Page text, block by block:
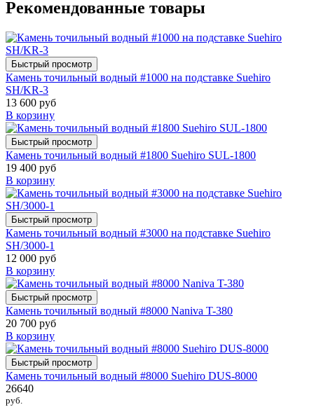
Рекомендованные товары
Быстрый просмотр
Камень точильный водный #1000 на подставке Suehiro
SH/KR-3
13 600 руб
В корзину
Быстрый просмотр
Камень точильный водный #1800 Suehiro SUL-1800
19 400 руб
В корзину
Быстрый просмотр
Камень точильный водный #3000 на подставке Suehiro
SH/3000-1
12 000 руб
В корзину
Быстрый просмотр
Камень точильный водный #8000 Naniva T-380
20 700 руб
В корзину
Быстрый просмотр
Камень точильный водный #8000 Suehiro DUS-8000
26640
руб.